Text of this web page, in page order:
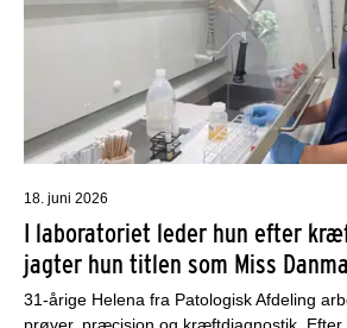
18. juni 2026
I laboratoriet leder hun efter
jagter hun titlen som Miss
31-årige Helena fra Patologisk Afdeling
prøver, præcision og kræftdiagnostik. Efter